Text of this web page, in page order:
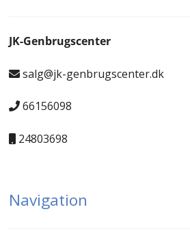
JK-Genbrugscenter
salg@jk-genbrugscenter.dk
66156098
24803698
Navigation